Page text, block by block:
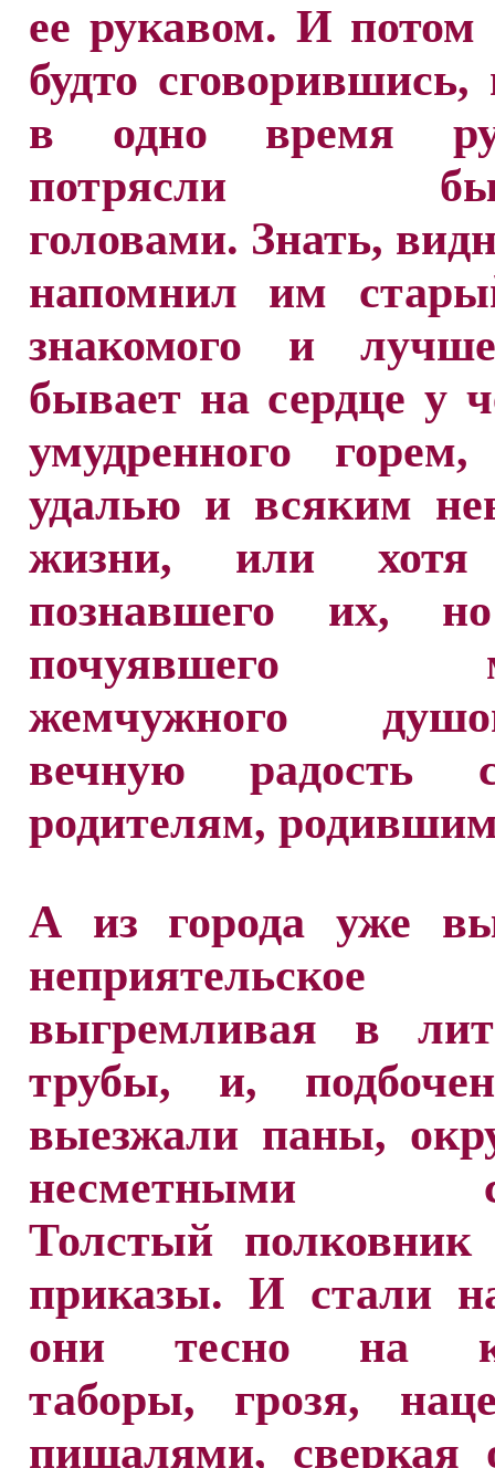
ее рукавом. И потом
будто
в одно время
потрясли
головами. Знать,
напомнил им
знакомого и
бывает на сердце у
умудренного
удалью и всяким
жизни, или
познавшего их,
почуявшего
жемчужного
вечную радость
родителям,
А из города уже
неприятельское
выгремливая в
трубы, и,
выезжали паны,
несметными
Толстый полковник
приказы. И стали
они тесно на
таборы, грозя,
пищалями, сверкая